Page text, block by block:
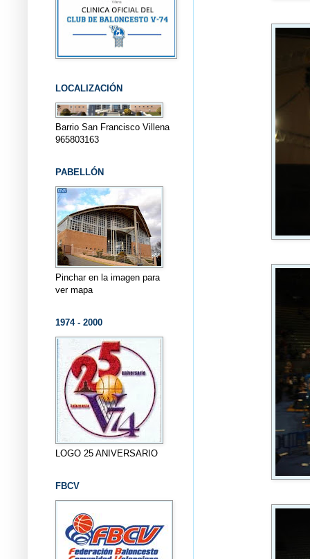
LOCALIZACIÓN
Barrio San Francisco Villena
965803163
PABELLÓN
Pinchar en la imagen para
ver mapa
1974 - 2000
LOGO 25 ANIVERSARIO
FBCV